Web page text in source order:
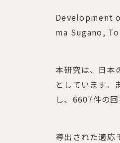
Development
ma Sugano,
本研究は、日本
としています
し、6607件の
導出された適応